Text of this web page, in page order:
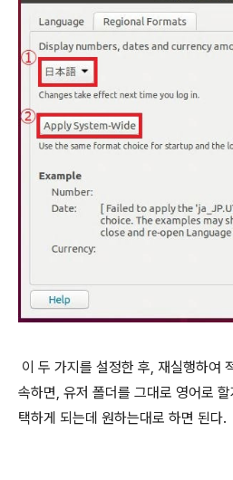
이 두 가지를 설정한 후, 재실행하여
속하면, 유저 폴더를 그대로 영어로
택하게 되는데 원하는대로 하면 된다.